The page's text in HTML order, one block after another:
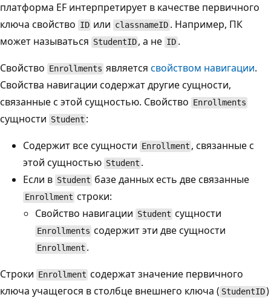
платформа EF интерпретирует в качестве первичного
ключа свойство ID или classnameID . Например, ПК
может называться StudentID , а не ID.
Свойство Enrollments являетсясвойством навигации.
Свойства навигации содержат другие сущности,
связанные с этой сущностью. Свойство Enrollments
сущности Student :
Содержит все сущности Enrollment , связанные с
этой сущностью Student .
Если в Student базе данных есть две связанные
Enrollment строки:
Свойство навигации Student сущности
Enrollments содержит эти две сущности
Enrollment .
Строки Enrollment содержат значение первичного
ключа учащегося в столбце внешнего ключа ( StudentID)